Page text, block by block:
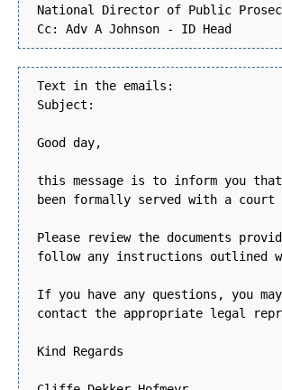
National Director of Public
Cc: Adv A Johnson - ID Head
Text in the emails:
Subject:
Good day,
this message is to inform you that
been formally served with a
Please review the documents
follow any instructions outlined
If you have any questions, you
contact the appropriate legal
Kind Regards